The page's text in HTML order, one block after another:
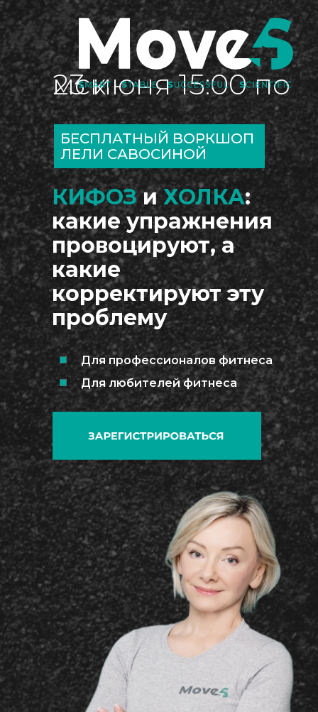
23 июня 15:00 по мск
Для профессионалов фитнеса
Для любителей фитнеса
БЕСПЛАТНЫЙ ВОРКШОП
ЛЕЛИ САВОСИНОЙ
КИФОЗиХОЛКА:
какие упражнения
провоцируют, а
какие
корректируют эту
проблему